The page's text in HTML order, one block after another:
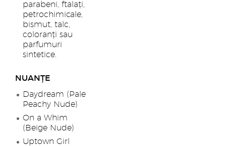
parabeni, ftalați,
petrochimicale,
bismut, talc,
coloranți sau
parfumuri
sintetice.
NUANȚE
Daydream (Pale
Peachy Nude)
On a Whim
(Beige Nude)
Uptown Girl